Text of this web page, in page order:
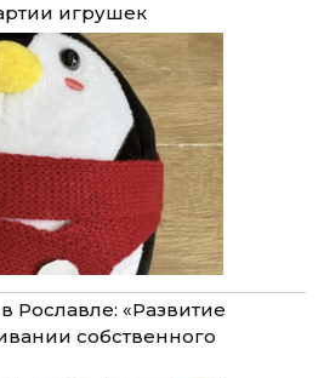
игрушек
Рославле: «Развитие
собственного